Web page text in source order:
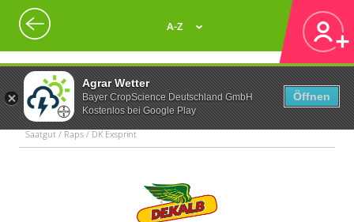
Agrar Wetter
Bayer CropScience Deutschland GmbH
Kostenlos bei Google Play
Öffnen
A-Z
Saatgut / Raps / DK Exsprint